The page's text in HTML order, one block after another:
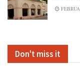
Don't miss it